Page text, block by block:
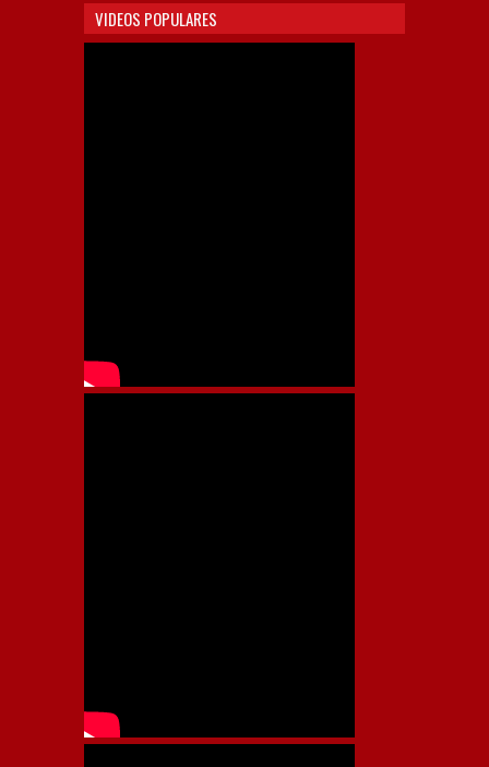
VIDEOS POPULARES